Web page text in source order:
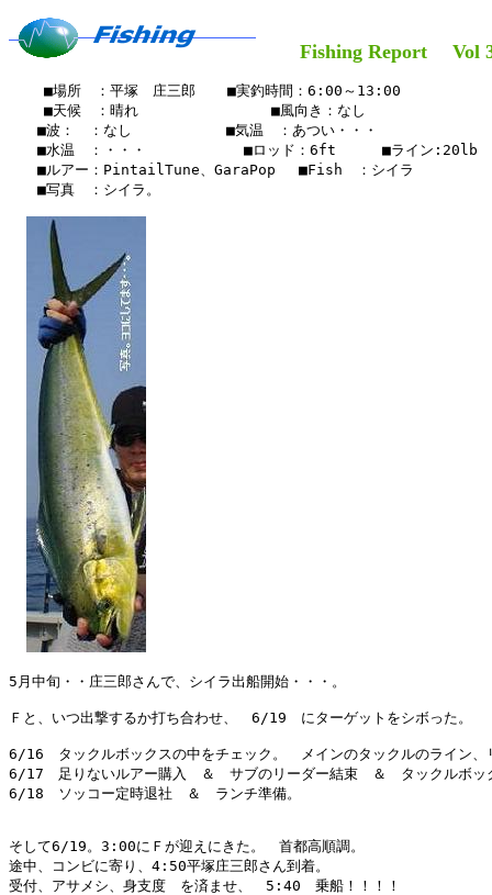
Fishing Report Vol
    ■場所　：平塚　庄三郎　  ■実釣時間：6:00～13:00
    ■天候　：晴れ　　   　    　　■風向き：なし
■波：　：なし　　　　　 　■気温　：あつい・・・
■水温　：・・・　　　　   　■ロッド：6ft 　 　■ライン:20lb　
■ルアー：PintailTune、GaraPop　 ■Fish　：シイラ
■写真　：シイラ。
5月中旬・・庄三郎さんで、シイラ出船開始・・・。
Ｆと、いつ出撃するか打ち合わせ、　6/19　にターゲットをシボった。
6/16　タックルボックスの中をチェック。　メインのタックルのライン、
6/17　足りないルアー購入　＆　サブのリーダー結束　＆　タックルボッ
6/18　ソッコー定時退社　＆　ランチ準備。
そして6/19。3:00にＦが迎えにきた。　首都高順調。
途中、コンビに寄り、4:50平塚庄三郎さん到着。
受付、アサメシ、身支度　を済ませ、　5:40　乗船！！！！